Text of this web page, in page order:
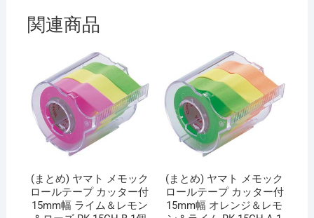
【×10
ト】
個
関連商品
(まとめ) ヤマト メモック
ロールテープ カッター付
15mm幅 ライム＆レモン
(まとめ) ヤマト メモック
ロールテープ カッター付
15mm幅 オレンジ＆レモ